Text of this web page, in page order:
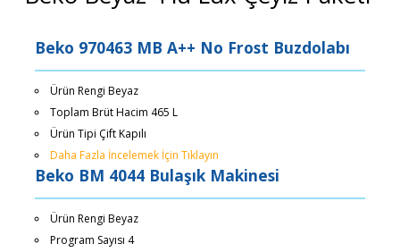
Beko 970463 MB A++ No Frost Buzdolabı
Ürün Rengi Beyaz
Toplam Brüt Hacim 465 L
Ürün Tipi Çift Kapılı
Daha Fazla İncelemek İçin Tıklayın
Beko BM 4044 Bulaşık Makinesi
Ürün Rengi Beyaz
Program Sayısı 4